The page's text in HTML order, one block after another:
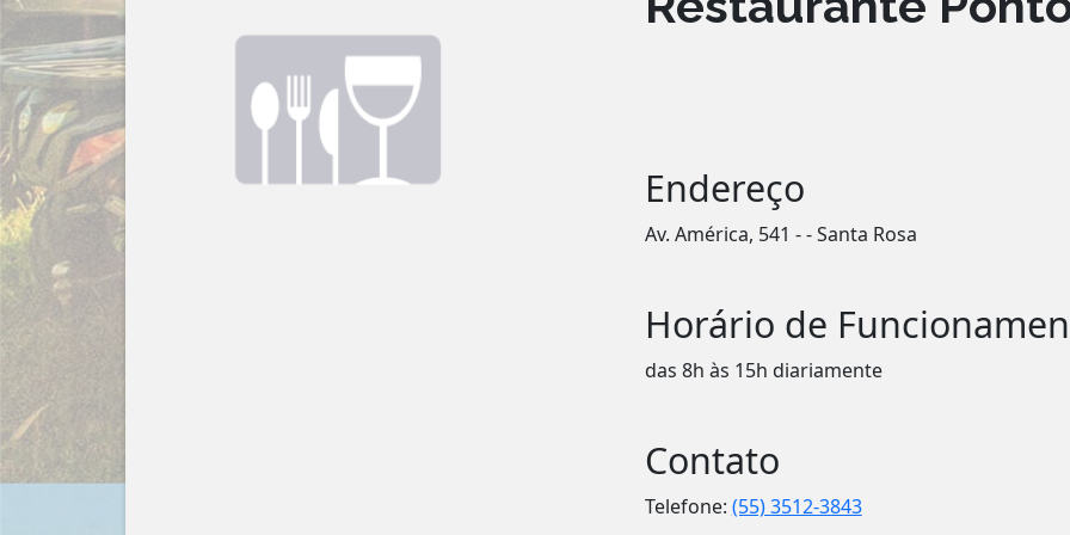
Endereço
Av. América, 541 - - Santa Rosa
Horário de
das 8h às 15h diariamente
Contato
Telefone: (55) 3512-3843